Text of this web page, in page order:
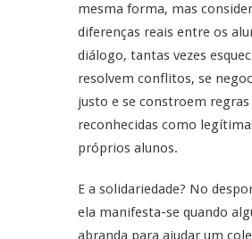
mesma forma, mas
diferenças reais entre os
diálogo, tantas vezes
resolvem conflitos, se
justo e se constroem regras
reconhecidas como
próprios alunos.
E a solidariedade? No
ela manifesta-se quando
abranda para ajudar um